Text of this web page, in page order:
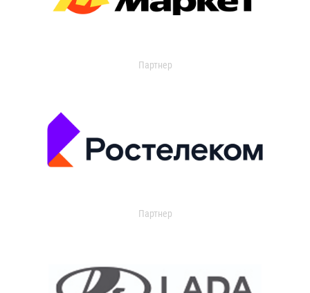
Партнер
Партнер